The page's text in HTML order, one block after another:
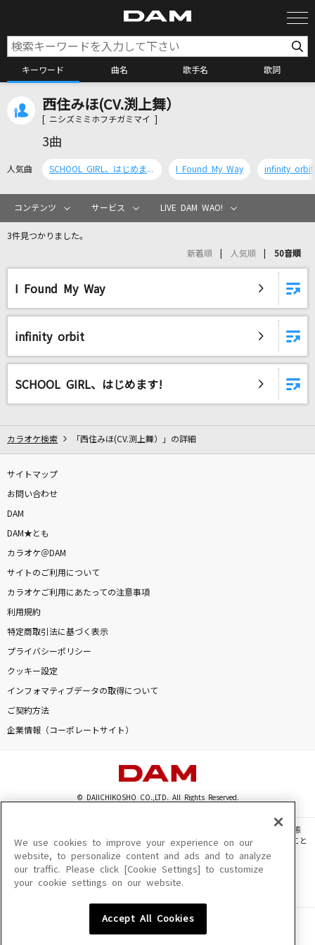
キーワード 曲名 歌手名 歌詞
カラオケ検索
カラオケリクエスト
リアルタイムで歌われている曲の一覧
Dear
Mrs. GREEN APPLE
fragile
Every Little Thing
[生音]リンジュー・ラヴ
マカロニえんぴつ
生きてる生きてく(ドラえもんアニメバージョン)
福山雅治
100日目
希望の唄
FUNKY MONKEY BABYS
ホワイトノイズ(「東京リベンジャーズ」アニメ
もっと見る
DAMの新曲・ランキングなど
カラオケ最新情報をチェック！
西住みほ(CV.渕上舞）
[ ニシズミミホフチガミマイ ]
3曲
人気曲 SCHOOL GIRL、はじめます! I Found My Way infinity orbit
コンテンツ サービス LIVE DAM WAO!
3件見つかりました。
新着順 人気順 50音順
I Found My Way
infinity orbit
SCHOOL GIRL、はじめます!
カラオケ検索 「西住みほ(CV.渕上舞）」の詳細
サイトマップ
お問い合わせ
DAM
DAM★とも
カラオケ＠DAM
サイトのご利用について
カラオケご利用にあたっての注意事項
利用規約
特定商取引法に基づく表示
プライバシーポリシー
クッキー設定
インフォマティブデータの取得について
ご契約方法
企業情報（コーポレートサイト）
© DAIICHIKOSHO CO.,LTD. All Rights Reserved.
このサイトに掲載されている一切の文章・画像・写真・動画・音声等を、手段や形態
を問わず、著作権法の定める範囲を超えて無断で複製、転載、ファイル化などすること
を禁じます。
楽曲及びコンテンツは、機種によりご利用いただけない場合があります。
楽曲及びコンテンツの配信日、配信内容が変更になる場合があります。
We use cookies to improve your experience on our
website, to personalize content and ads and to analyze
our traffic. Please click [Cookie Settings] to customize
your cookie settings on our website.
Accept All Cookies